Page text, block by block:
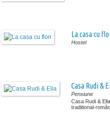
La casa cu
Hostel
Casa Rudi &
Pensiune
Casa Rudi &
traditional-